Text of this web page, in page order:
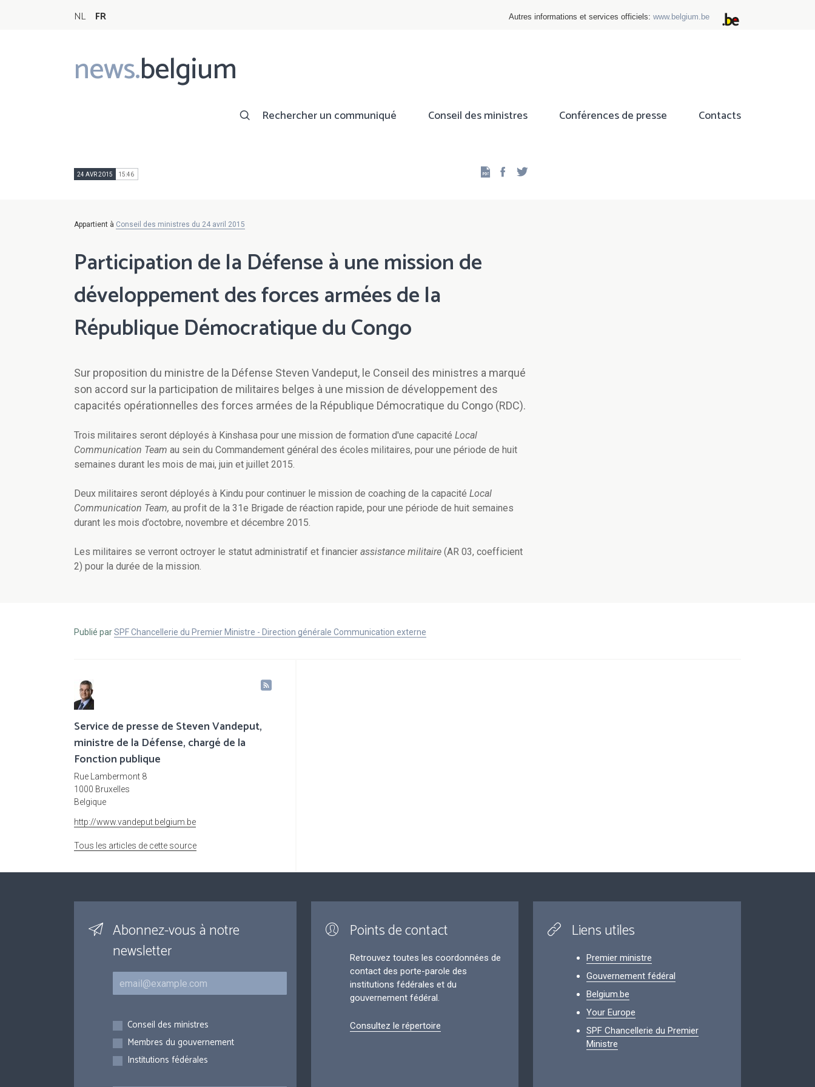
NL FR Autres informations et services officiels: www.belgium.be
news.belgium
Main
navigation
Rechercher un communiqué Conseil des ministres Conférences de presse Contacts
24 AVR 2015 15:46 Facebook
Appartient à Conseil des ministres du 24 avril 2015
Participation de la Défense à une mission de
développement des forces armées de la
République Démocratique du Congo
Sur proposition du ministre de la Défense Steven Vandeput, le Conseil des ministres a marqué
son accord sur la participation de militaires belges à une mission de développement des
capacités opérationnelles des forces armées de la République Démocratique du Congo (RDC).
Trois militaires seront déployés à Kinshasa pour une mission de formation d'une capacité Local
Communication Team au sein du Commandement général des écoles militaires, pour une période de huit
semaines durant les mois de mai, juin et juillet 2015.
Deux militaires seront déployés à Kindu pour continuer le mission de coaching de la capacité Local
Communication Team, au profit de la 31e Brigade de réaction rapide, pour une période de huit semaines
durant les mois d’octobre, novembre et décembre 2015.
Les militaires se verront octroyer le statut administratif et financier assistance militaire (AR 03, coefficient
2) pour la durée de la mission.
Publié parSPF Chancellerie du Premier Ministre - Direction générale Communication externe
Service de presse de Steven Vandeput,
ministre de la Défense, chargé de la
Fonction publique
Rue Lambermont 8
1000 Bruxelles
Belgique
http://www.vandeput.belgium.be
Tous les articles de cette source
Abonnez-vous à notre
newsletter
Courriel
Inscriptions
Conseil des ministres
Membres du gouvernement
Institutions fédérales
Points de contact
Retrouvez toutes les coordonnées de
contact des porte-parole des
institutions fédérales et du
gouvernement fédéral.
Consultez le répertoire
Liens utiles
Premier ministre
Gouvernement fédéral
Belgium.be
Your Europe
SPF Chancellerie du Premier
Ministre